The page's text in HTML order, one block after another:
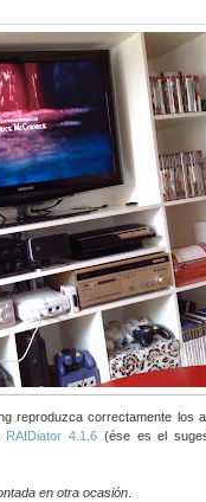
reproduzca correctamente los
RAIDiator 4.1.6(ése es el
en otra ocasión.